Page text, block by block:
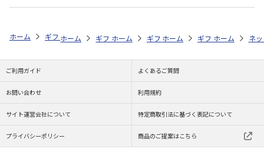
ホーム ギフトストア お中元・夏ギフト特集 2026 お菓子・スイーツ
ホーム ギフトストア お中元・夏ギフト特集 2026
ホーム ギフトストア お中元・夏ギフト
ホーム ギフトストア お
ホーム ネ
ご利用ガイド よくあるご質問
お問い合わせ 利用規約
サイト運営会社について 特定商取引法に基づく表記について
プライバシーポリシー 商品のご提案はこちら